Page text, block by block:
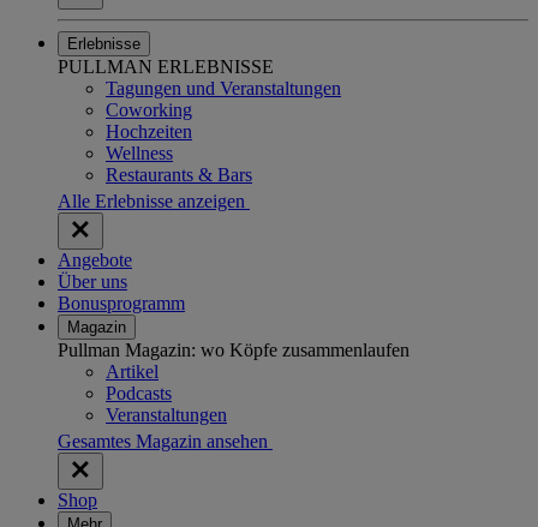
Erlebnisse
PULLMAN ERLEBNISSE
Tagungen und Veranstaltungen
Coworking
Hochzeiten
Wellness
Restaurants & Bars
Alle Erlebnisse anzeigen
Angebote
Über uns
Bonusprogramm
Magazin
Pullman Magazin: wo Köpfe zusammenlaufen
Artikel
Podcasts
Veranstaltungen
Gesamtes Magazin ansehen
Shop